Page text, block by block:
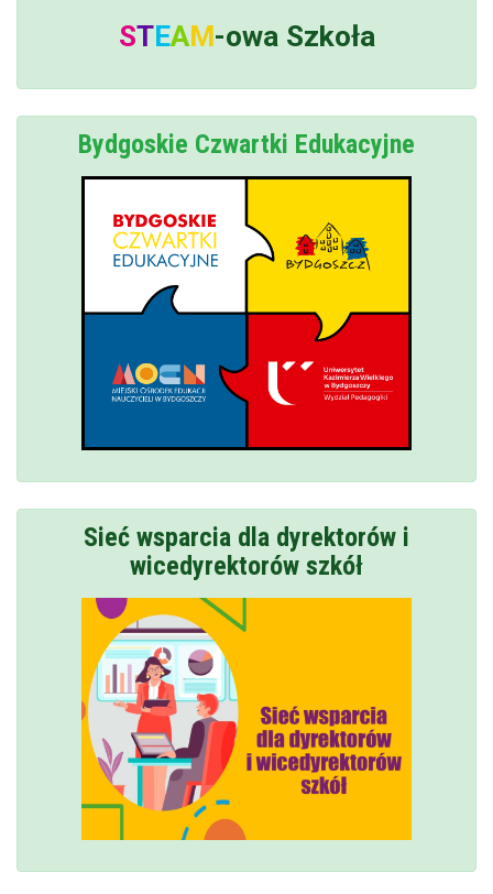
STEAM-owaSzkoła
Bydgoskie Czwartki Edukacyjne
Sieć wsparcia dla dyrektorów i
wicedyrektorów szkół